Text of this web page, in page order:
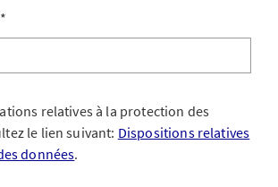
*
relatives à la protection des
le lien suivant: Dispositions relatives
données.